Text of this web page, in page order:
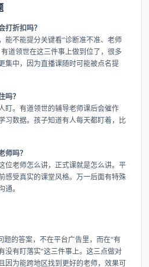
打折扣吗？
能不能提分关键看“诊断准不准、老师
道领世在这三件事上做到位了，很多
集中，因为直播课随时可能被点名提
吗？
盯。有道领世的辅导老师课后会催作
习数据。孩子知道有人每天都盯着，比
师吗？
位老师怎么讲，正式课就是怎么讲。平
感受真实的课堂风格。万一后面有特殊
。
的答案，不在平台广告里，而在“有
没有盯落实”这三件事上。这三点做对
因为能跨地区找到更好的老师，效果可